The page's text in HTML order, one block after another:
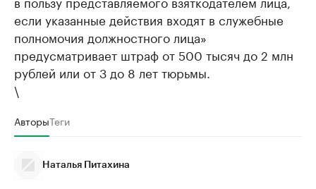
если указанные действия входят в служебные
полномочия должностного лица»
предусматривает штраф от 500 тысяч до 2 млн
рублей или от 3 до 8 лет тюрьмы.
\
АвторыТеги
Наталья Питахина